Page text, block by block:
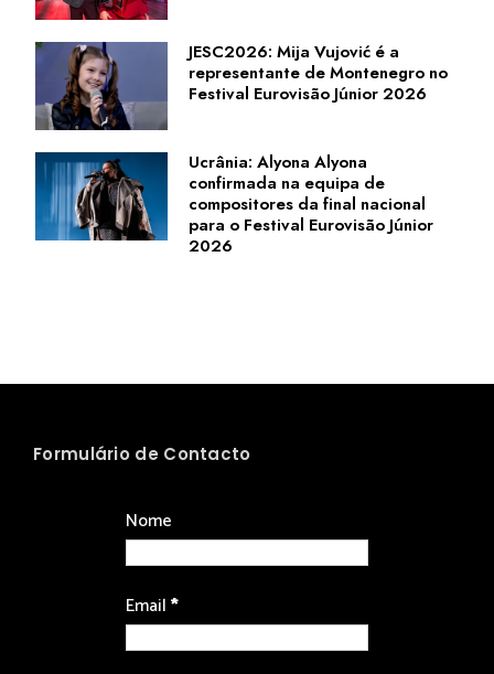
JESC2026: Mija Vujović é a
representante de Montenegro no
Festival Eurovisão Júnior 2026
Ucrânia: Alyona Alyona
confirmada na equipa de
compositores da final nacional
para o Festival Eurovisão Júnior
2026
Formulário de Contacto
Nome
Email*